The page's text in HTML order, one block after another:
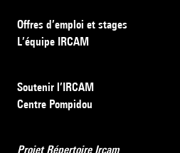
Offres d’emploi et stages
L’équipe IRCAM
Soutenir l’IRCAM
Centre Pompidou
Projet Répertoire Ircam